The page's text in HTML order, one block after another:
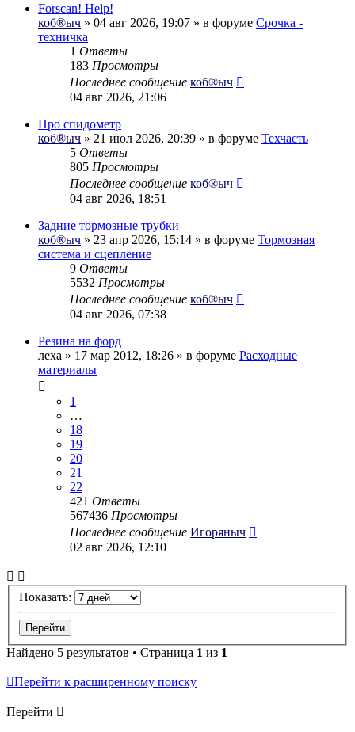
Forscan! Help!
коб®ыч » 04 авг 2026, 19:07 » в форуме Срочка -
техничка
1 Ответы
183 Просмотры
Последнее сообщение коб®ыч
04 авг 2026, 21:06
Про спидометр
коб®ыч » 21 июл 2026, 20:39 » в форуме Техчасть
5 Ответы
805 Просмотры
Последнее сообщение коб®ыч
04 авг 2026, 18:51
Задние тормозные трубки
коб®ыч » 23 апр 2026, 15:14 » в форуме Тормозная
система и сцепление
9 Ответы
5532 Просмотры
Последнее сообщение коб®ыч
04 авг 2026, 07:38
Резина на форд
леха » 17 мар 2012, 18:26 » в форуме Расходные
материалы
1
…
18
19
20
21
22
421 Ответы
567436 Просмотры
Последнее сообщение Игоряныч
02 авг 2026, 12:10
Показать:
Найдено 5 результатов • Страница 1 из 1
Перейти к расширенному поиску
Перейти